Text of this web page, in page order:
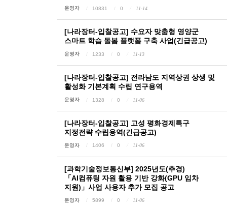
운영자 10831 0 11-14
[나라장터-입찰공고] 수요자 맞춤형 영양군
스마트 학습 돌봄 플랫폼 구축 사업(긴급공고)
운영자 1233 0 11-13
[나라장터-입찰공고] 전라남도 지역상권 상생 및
활성화 기본계획 수립 연구용역
운영자 1328 0 11-06
[나라장터-입찰공고] 고성 평화경제특구
지정전략 수립용역(긴급공고)
운영자 1406 0 11-06
[과학기술정보통신부] 2025년도(추경)
「AI컴퓨팅 자원 활용 기반 강화(GPU 임차
지원)」사업 사용자 추가 모집 공고
운영자 5899 0 11-06